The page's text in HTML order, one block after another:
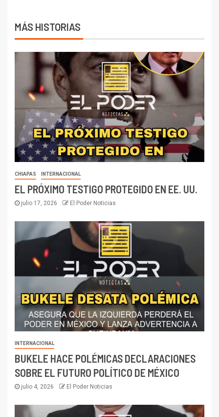
MÁS HISTORIAS
CHIAPAS INTERNACIONAL
EL PRÓXIMO TESTIGO PROTEGIDO EN EE. UU.
julio 17, 2026 El Poder Noticias
INTERNACIONAL
BUKELE HACE POLÉMICAS DECLARACIONES
SOBRE EL FUTURO POLÍTICO DE MÉXICO
julio 4, 2026 El Poder Noticias